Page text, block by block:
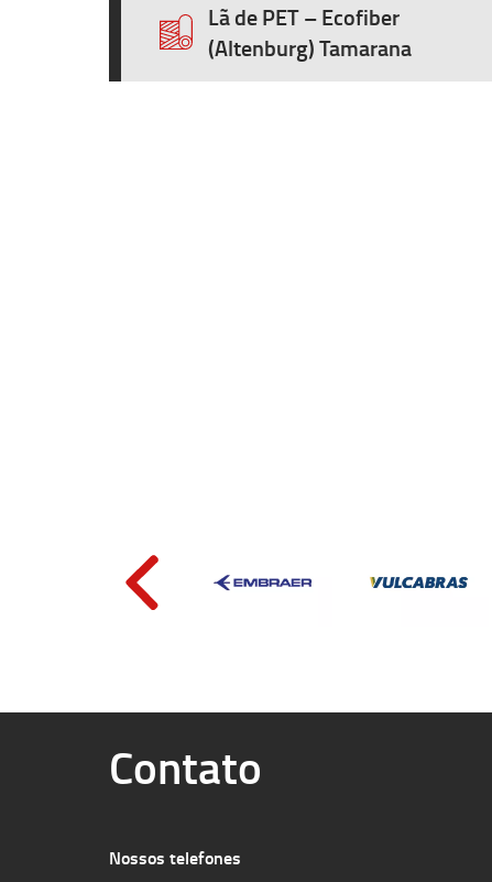
Lã de PET – Ecofiber
(Altenburg) Tamarana
Contato
Nossos telefones